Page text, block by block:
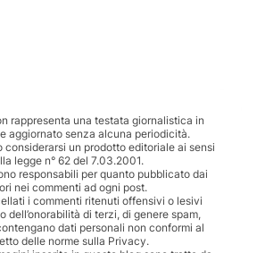
rappresenta una testata giornalistica in
aggiornato senza alcuna periodicità.
considerarsi un prodotto editoriale ai sensi
legge n° 62 del 7.03.2001.
responsabili per quanto pubblicato dai
nei commenti ad ogni post.
i commenti ritenuti offensivi o lesivi
dell’onorabilità di terzi, di genere spam,
dati personali non conformi al
delle norme sulla Privacy.